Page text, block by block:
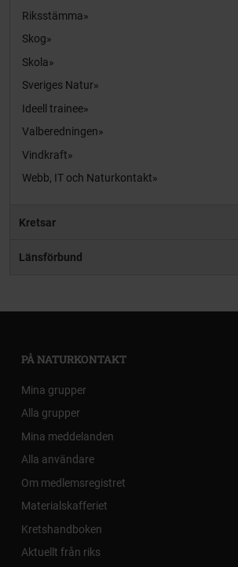
Riksstämma
Skog
Skola
Sveriges Natur
Ideell trainee
Valberedningen
Vindkraft
Webb, IT och Naturkontakt
Kretsar
Länsförbund
PÅ NATURKONTAKT
Mina grupper
Alla grupper
Mina meddelanden
Alla användare
Om medlemsregistret
Materialskafferiet
Kretshandboken
Aktuellt från riks